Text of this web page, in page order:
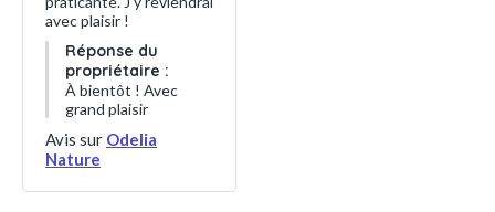
avec plaisir !
Réponse du
propriétaire :
À bientôt ! Avec
grand plaisir
Avis sur Odelia
Nature